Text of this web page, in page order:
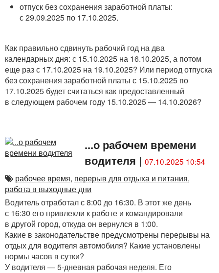
отпуск без сохранения заработной платы:
с 29.09.2025 по 17.10.2025.
Как правильно сдвинуть рабочий год на два
календарных дня: с 15.10.2025 на 16.10.2025, а потом
еще раз с 17.10.2025 на 19.10.2025? Или период отпуска
без сохранения заработной платы с 15.10.2025 по
17.10.2025 будет считаться как предоставленный
в следующем рабочем году 15.10.2025 — 14.10.2026?
...о рабочем времени
водителя | 07.10.2025 10:54
рабочее время, перерыв для отдыха и питания,
работа в выходные дни
Водитель отработал с 8:00 до 16:30. В этот же день
с 16:30 его привлекли к работе и командировали
в другой город, откуда он вернулся в 1:00.
Какие в законодательстве предусмотрены перерывы на
отдых для водителя автомобиля? Какие установлены
нормы часов в сутки?
У водителя — 5-дневная рабочая неделя. Его